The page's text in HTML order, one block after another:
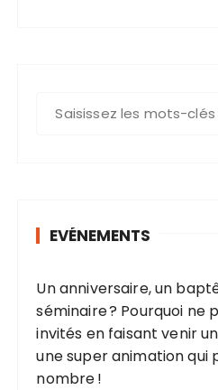
e
p
o
u
r
EVÉNEMENTS
Un anniversaire, un
séminaire ? Pourquoi ne
invités en faisant venir
une super animation qui
nombre !